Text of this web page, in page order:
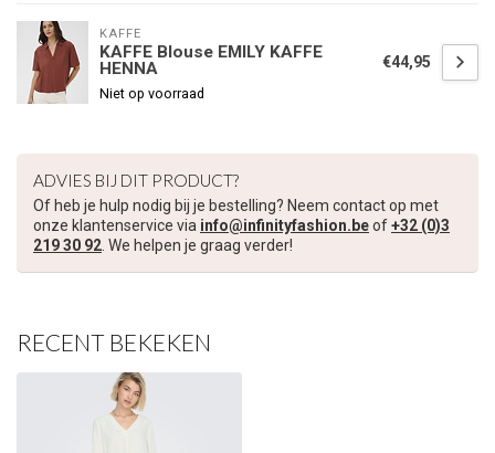
KAFFE
KAFFE Blouse EMILY KAFFE
HENNA
Niet op voorraad
€44,95
ADVIES BIJ DIT PRODUCT?
Of heb je hulp nodig bij je bestelling? Neem contact op met
onze klantenservice via info@infinityfashion.beof+32 (0)3
219 30 92. We helpen je graag verder!
RECENT BEKEKEN
Schrijf je in voor onze nieuwsbrief om op de hoogte te blijven
over onze nieuwe collectie, en ontvang
volgende aankoop! 😀
Inschrijven
Je korting is geldig bij een minimale bestelwaarde van €45,00